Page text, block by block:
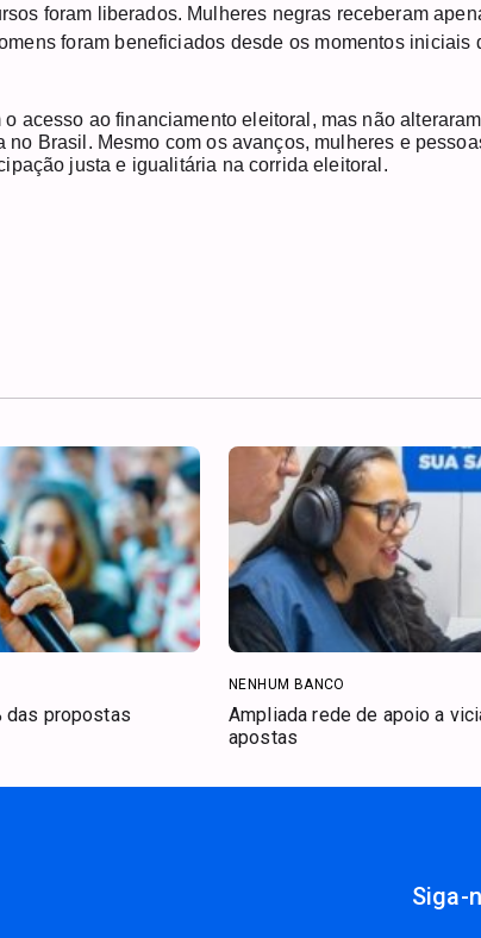
foram liberados. Mulheres negras receberam
foram beneficiados desde os momentos iniciais
acesso ao financiamento eleitoral, mas não alteraram
Brasil. Mesmo com os avanços, mulheres e
justa e igualitária na corrida eleitoral.
das propostas
NENHUM BANCO
Ampliada rede de apoio a
apostas
Siga-